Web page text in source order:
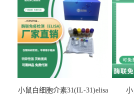
小鼠白细胞介素31(IL-31)elisa